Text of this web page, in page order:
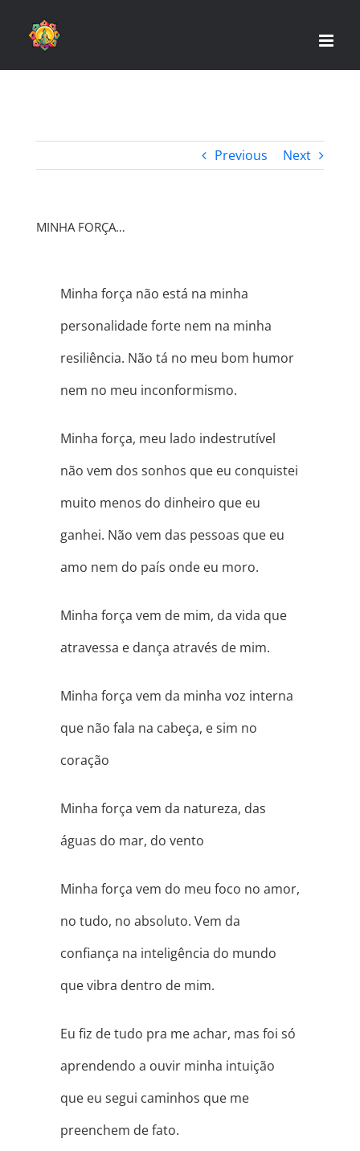
Previous Next
MINHA FORÇA…
Minha força não está na minha
personalidade forte nem na minha
resiliência. Não tá no meu bom humor
nem no meu inconformismo.
Minha força, meu lado indestrutível
não vem dos sonhos que eu conquistei
muito menos do dinheiro que eu
ganhei. Não vem das pessoas que eu
amo nem do país onde eu moro.
Minha força vem de mim, da vida que
atravessa e dança através de mim.
Minha força vem da minha voz interna
que não fala na cabeça, e sim no
coração
Minha força vem da natureza, das
águas do mar, do vento
Minha força vem do meu foco no amor,
no tudo, no absoluto. Vem da
confiança na inteligência do mundo
que vibra dentro de mim.
Eu fiz de tudo pra me achar, mas foi só
aprendendo a ouvir minha intuição
que eu segui caminhos que me
preenchem de fato.